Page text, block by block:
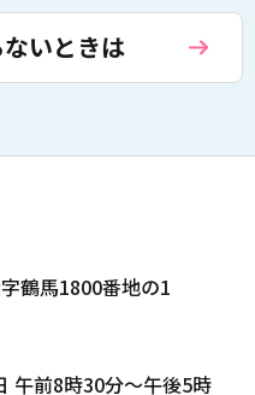
いときは
鶴馬1800番地の1
午前8時30分～午後5時